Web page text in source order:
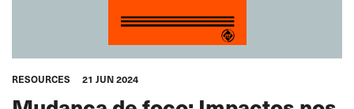
RESOURCES 21 JUN 2024